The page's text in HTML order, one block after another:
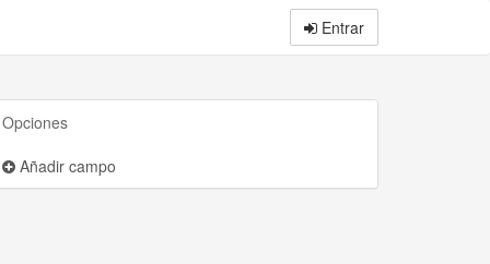
Entrar
Opciones
Añadir campo